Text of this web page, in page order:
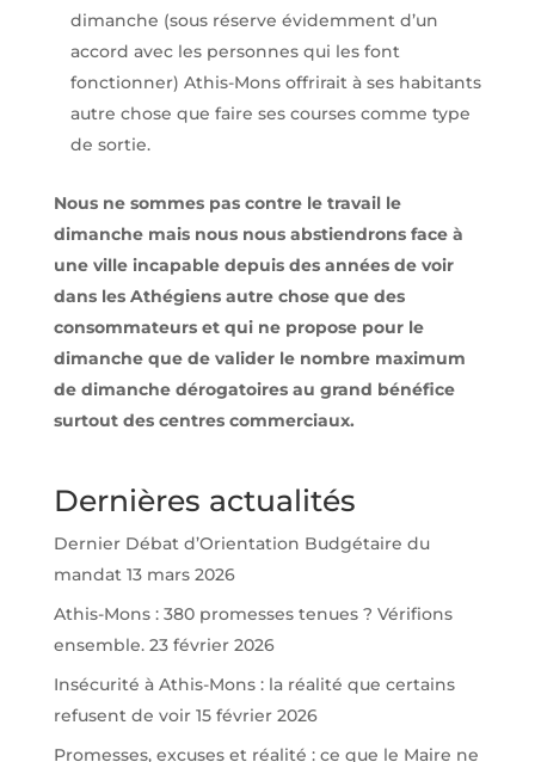
dimanche (sous réserve évidemment d’un
accord avec les personnes qui les font
fonctionner) Athis-Mons offrirait à ses habitants
autre chose que faire ses courses comme type
de sortie.
Nous ne sommes pas contre le travail le
dimanche mais nous nous abstiendrons face à
une ville incapable depuis des années de voir
dans les Athégiens autre chose que des
consommateurs et qui ne propose pour le
dimanche que de valider le nombre maximum
de dimanche dérogatoires au grand bénéfice
surtout des centres commerciaux.
Dernières actualités
Dernier Débat d’Orientation Budgétaire du
mandat 13 mars 2026
Athis-Mons : 380 promesses tenues ? Vérifions
ensemble. 23 février 2026
Insécurité à Athis-Mons : la réalité que certains
refusent de voir 15 février 2026
Promesses, excuses et réalité : ce que le Maire ne